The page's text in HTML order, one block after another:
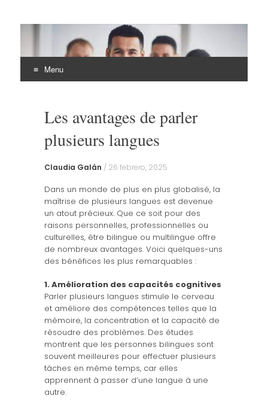
EHLI
UNINTER
Menu
contentLes avantages de parler
plusieurs langues
Claudia Galán / 26 febrero, 2025
Dans un monde de plus en plus globalisé, la
maîtrise de plusieurs langues est devenue
un atout précieux. Que ce soit pour des
raisons personnelles, professionnelles ou
culturelles, être bilingue ou multilingue offre
de nombreux avantages. Voici quelques-uns
des bénéfices les plus remarquables :
1. Amélioration des capacités cognitives
Parler plusieurs langues stimule le cerveau
et améliore des compétences telles que la
mémoire, la concentration et la capacité de
résoudre des problèmes. Des études
montrent que les personnes bilingues sont
souvent meilleures pour effectuer plusieurs
tâches en même temps, car elles
apprennent à passer d’une langue à une
autre.